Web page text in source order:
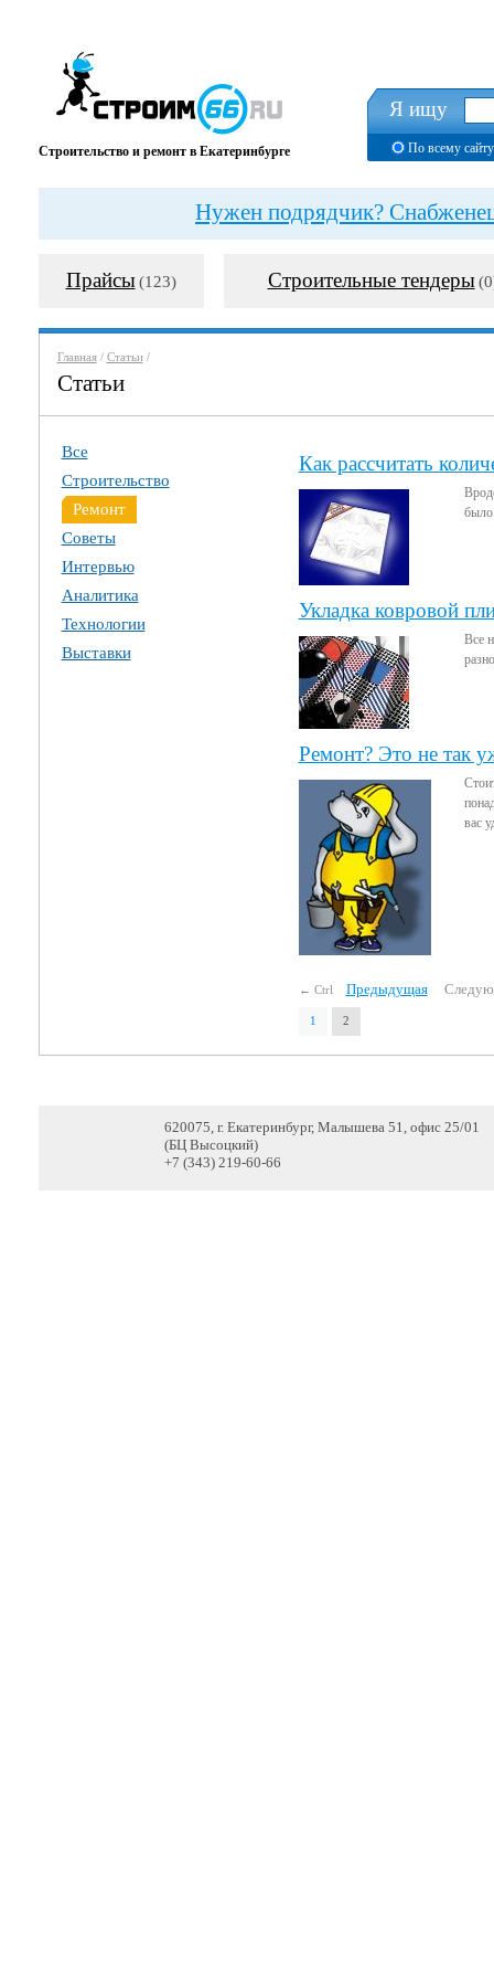
Строительство и ремонт в Екатеринбурге
Я ищу
По всему сайту
Нужен подрядчик?
Прайсы (123) Строительные тендеры
Главная/ Статьи/
Статьи
Все
Строительство
Ремонт
Советы
Интервью
Аналитика
Технологии
Выставки
Как рассчитать
Укладка ковровой
Все
Ремонт? Это не так
вас
← Ctrl Предыдущая
1 2
620075, г. Екатеринбург, Малышева 51, офис 25/01
(БЦ Высоцкий)
+7 (343) 219-60-66